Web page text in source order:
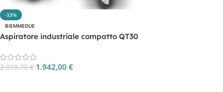
-33%
BIEMMEDUE
Aspiratore industriale compatto QT30
2.919,70€ 1.942,00 €